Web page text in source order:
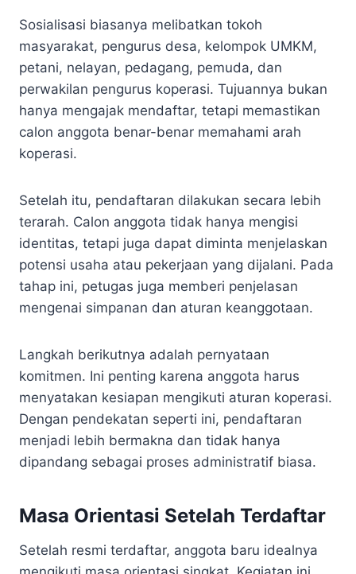
Sosialisasi biasanya melibatkan tokoh
masyarakat, pengurus desa, kelompok UMKM,
petani, nelayan, pedagang, pemuda, dan
perwakilan pengurus koperasi. Tujuannya bukan
hanya mengajak mendaftar, tetapi memastikan
calon anggota benar-benar memahami arah
koperasi.
Setelah itu, pendaftaran dilakukan secara lebih
terarah. Calon anggota tidak hanya mengisi
identitas, tetapi juga dapat diminta menjelaskan
potensi usaha atau pekerjaan yang dijalani. Pada
tahap ini, petugas juga memberi penjelasan
mengenai simpanan dan aturan keanggotaan.
Langkah berikutnya adalah pernyataan
komitmen. Ini penting karena anggota harus
menyatakan kesiapan mengikuti aturan koperasi.
Dengan pendekatan seperti ini, pendaftaran
menjadi lebih bermakna dan tidak hanya
dipandang sebagai proses administratif biasa.
Masa Orientasi Setelah Terdaftar
Setelah resmi terdaftar, anggota baru idealnya